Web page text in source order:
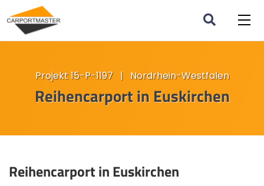
Projekt 15-P-1197 | Nordrhein-Westfalen
Reihencarport in Euskirchen
Reihencarport in Euskirchen